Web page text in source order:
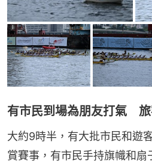
有市民到場為朋友打氣 旅
大約9時半，有大批市民和遊
賞賽事，有市民手持旗幟和扇